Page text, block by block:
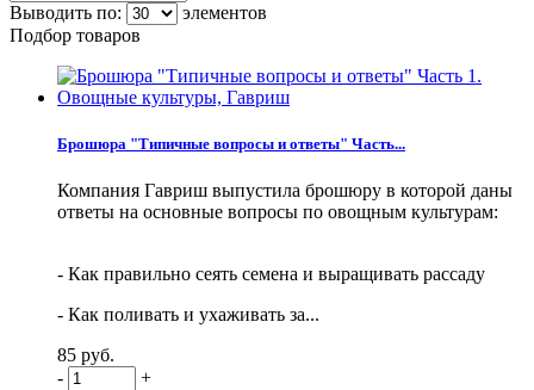
Выводить по:
элементов
Подбор товаров
Брошюра "Типичные вопросы и ответы" Часть...
Компания Гавриш выпустила брошюру в которой даны
ответы на основные вопросы по овощным культурам:
- Как правильно сеять семена и выращивать рассаду
- Как поливать и ухаживать за...
85 руб.
-
+